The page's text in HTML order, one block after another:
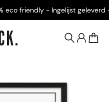
friendly - Ingelijst geleverd -